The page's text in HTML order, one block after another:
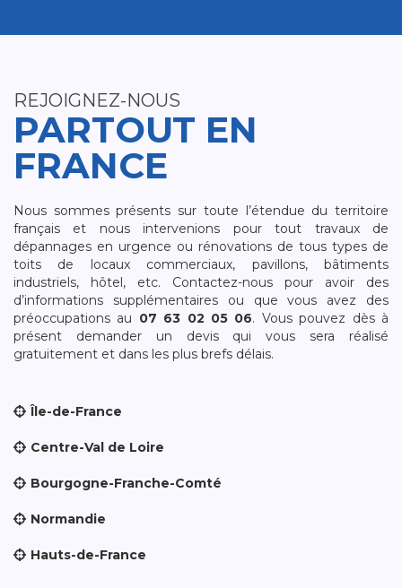
REJOIGNEZ-NOUS
PARTOUT EN
FRANCE
Nous sommes présents sur toute l’étendue du territoire
français et nous intervenions pour tout travaux de
dépannages en urgence ou rénovations de tous types de
toits de locaux commerciaux, pavillons, bâtiments
industriels, hôtel, etc. Contactez-nous pour avoir des
d’informations supplémentaires ou que vous avez des
préoccupations au 07 63 02 05 06. Vous pouvez dès à
présent demander un devis qui vous sera réalisé
gratuitement et dans les plus brefs délais.
Île-de-France
Centre-Val de Loire
Bourgogne-Franche-Comté
Normandie
Hauts-de-France